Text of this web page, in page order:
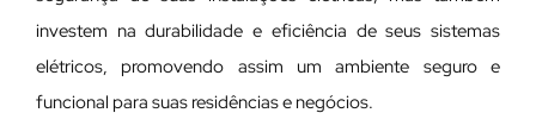
investem na durabilidade e eficiência de seus sistemas
elétricos, promovendo assim um ambiente seguro e
funcional para suas residências e negócios.